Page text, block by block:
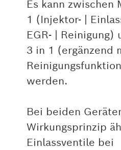
Es kann zwischen
1 (Injektor- |
EGR- |
3 in 1 (ergänzend
werden.
Bei beiden
Wirkungsprinzip
Einlassventile bei